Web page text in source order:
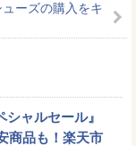
ューズの購入をキ
シャルセール』
商品も！楽天市